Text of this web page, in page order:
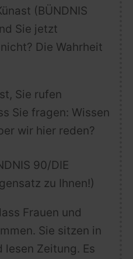
(BÜNDNIS
Sie jetzt
Die Wahrheit
Sie rufen
Sie fragen: Wissen
wir hier reden?
90/DIE
zu Ihnen!)
Frauen und
Sie sitzen in
lesen Zeitung. Es